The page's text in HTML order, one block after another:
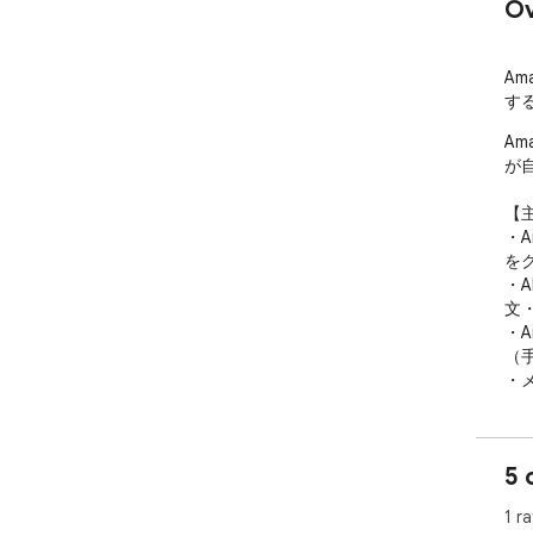
す
が
【
・
を
・
文
・
・
1.
5
1